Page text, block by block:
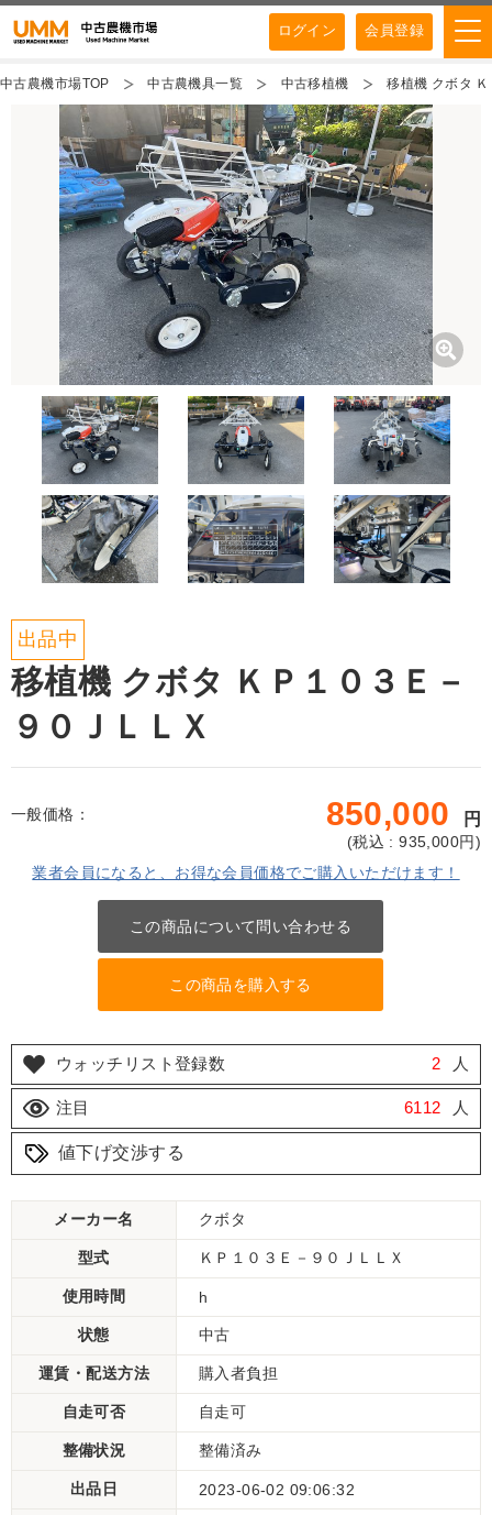
ログイン 会員登録
中古農機市場TOP 中古農機具一覧 中古移植機 移植機 クボタ
出品中
移植機 クボタ ＫＰ１０３Ｅ－
９０ＪＬＬＸ
一般価格： 850,000 円
(税込 : 935,000円)
業者会員になると、お得な会員価格でご購入いただけます！
この商品について問い合わせる
この商品を購入する
ウォッチリスト登録数 2 人
注目 6112 人
値下げ交渉する
メーカー名 クボタ
型式 ＫＰ１０３Ｅ－９０ＪＬＬＸ
使用時間 h
状態 中古
運賃・配送方法 購入者負担
自走可否 自走可
整備状況 整備済み
出品日 2023-06-02 09:06:32